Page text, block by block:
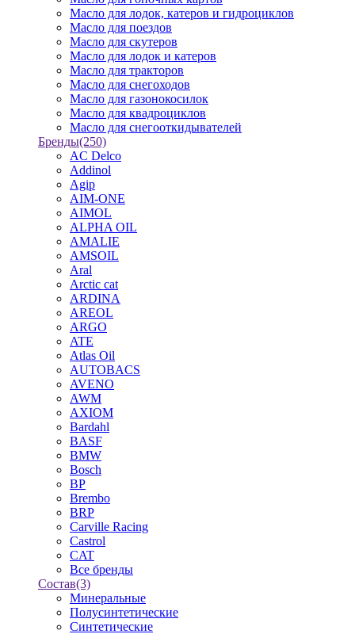
Масло для лодок, катеров и гидроциклов
Масло для поездов
Масло для скутеров
Масло для лодок и катеров
Масло для тракторов
Масло для снегоходов
Масло для газонокосилок
Масло для квадроциклов
Масло для снегооткидывателей
Бренды(250)
AC Delco
Addinol
Agip
AIM-ONE
AIMOL
ALPHA OIL
AMALIE
AMSOIL
Aral
Arctic cat
ARDINA
AREOL
ARGO
ATE
Atlas Oil
AUTOBACS
AVENO
AWM
AXIOM
Bardahl
BASF
BMW
Bosch
BP
Brembo
BRP
Carville Racing
Castrol
CAT
Все бренды
Состав(3)
Минеральные
Полусинтетические
Синтетические